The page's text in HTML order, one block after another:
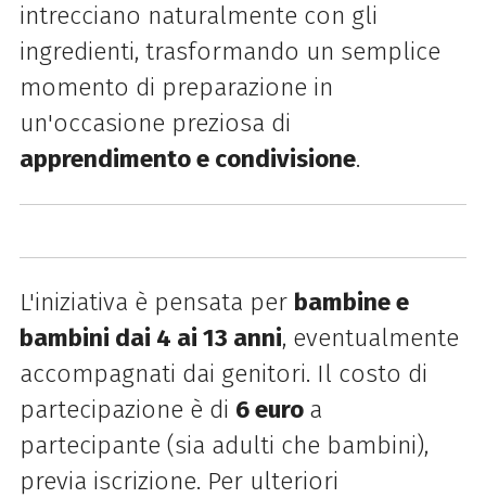
intrecciano naturalmente con gli
ingredienti, trasformando un semplice
momento di preparazione in
un'occasione preziosa di
apprendimento e condivisione.
L'iniziativa è pensata per bambine e
bambini dai 4 ai 13 anni, eventualmente
accompagnati dai genitori. Il costo di
partecipazione è di 6 euro a
partecipante (sia adulti che bambini),
previa iscrizione. Per ulteriori